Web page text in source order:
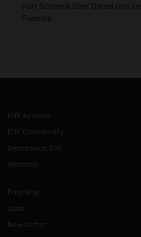
Kurt Schneck über Daniel und
Freunde.
ERF Antenne
ERF Community
Gebet beim ERF
Spenden
Empfang
Jobs
Newsletter